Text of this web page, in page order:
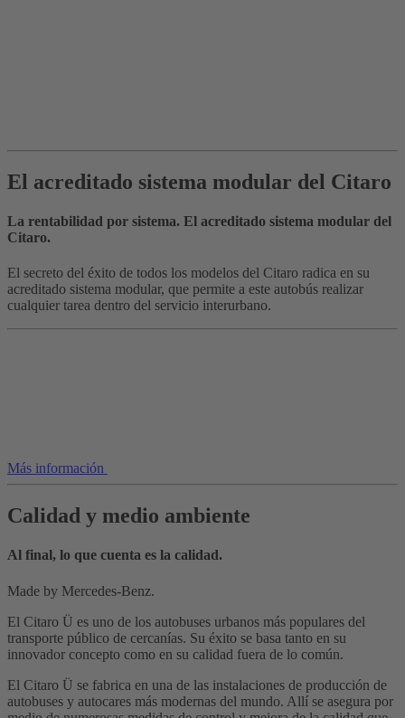
El acreditado sistema modular del Citaro
La rentabilidad por sistema. El acreditado sistema modular del
Citaro.
El secreto del éxito de todos los modelos del Citaro radica en su
acreditado sistema modular, que permite a este autobús realizar
cualquier tarea dentro del servicio interurbano.
Más información
Calidad y medio ambiente
Al final, lo que cuenta es la calidad.
Made by Mercedes-Benz.
El Citaro Ü es uno de los autobuses urbanos más populares del
transporte público de cercanías. Su éxito se basa tanto en su
innovador concepto como en su calidad fuera de lo común.
El Citaro Ü se fabrica en una de las instalaciones de producción de
autobuses y autocares más modernas del mundo. Allí se asegura por